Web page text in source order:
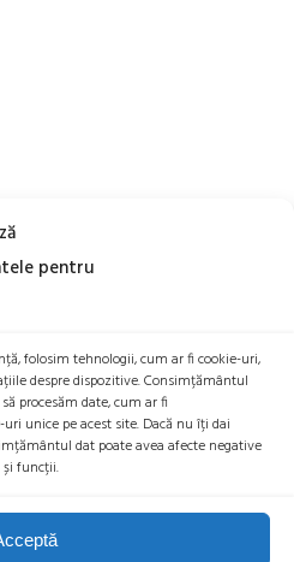
pentru
folosim tehnologii, cum ar fi cookie-uri,
despre dispozitive. Consimțământul
procesăm date, cum ar fi
unice pe acest site. Dacă nu îți dai
dat poate avea afecte negative
funcții.